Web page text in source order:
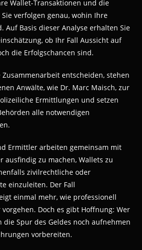
Wallet-Transaktionen und die
verfolgen genau, wohin Ihre
Auf Basis dieser Analyse erhalten Sie
ob Ihr Fall Aussicht auf
die Erfolgschancen sind.
Zusammenarbeit entscheiden, stehen
Anwälte, wie Dr. Marc Maisch, zur
Ermittlungen und setzen
alle notwendigen
Ermittler arbeiten gemeinsam mit
ausfindig zu machen, Wallets zu
zivilrechtliche oder
einzuleiten. Der Fall
einmal mehr, wie professionell
Doch es gibt Hoffnung: Wer
die Spur des Geldes noch aufnehmen
vorbereiten.